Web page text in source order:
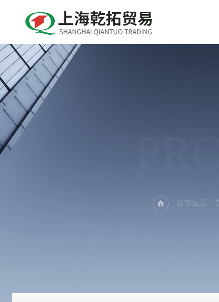
当前位置：